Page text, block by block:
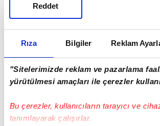
Rıza Bilgiler Reklam
"Sitelerimizde reklam ve pazarlama
yürütülmesi amaçları ile çerezler
Bu çerezler, kullanıcıların tarayıcı ve
tanımlayarak çalışırlar.
Reddet
benzeri üstüyle poz veren ünlü
yorum yağdı.
TAKVİM UYGULAMASINI